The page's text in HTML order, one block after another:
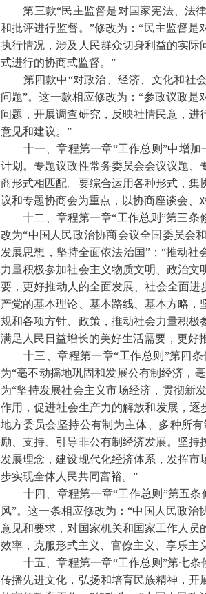
第三款“民主监督是对国家宪法、法律
和批评进行监督。”修改为：“民主监督
执行情况，涉及人民群众切身利益的实
式进行的协商式监督。”
第四款中“对政治、经济、文化和社会
问题”。这一款相应修改为：“参政议政
问题，开展调查研究，反映社情民意，
意见和建议。”
十一、章程第一章“工作总则”中增加
计划。专题议政性常务委员会会议议题
商形式相匹配。要综合运用各种形式，
议和专题协商会为重点，以协商座谈会、
十二、章程第一章“工作总则”第三条
改为“中国人民政治协商会议全国委员会
发展思想，坚持全面依法治国”；“推动
力量积极参加社会主义物质文明、政治
要，更好推动人的全面发展、社会全面
产党的基本理论、基本路线、基本方略
规和各项方针、政策，推动社会力量积
满足人民日益增长的美好生活需要，更好
十三、章程第一章“工作总则”第四条
为“毫不动摇地巩固和发展公有制经济，
为“坚持发展社会主义市场经济，贯彻新
作用，促进社会生产力的解放和发展，
地方委员会坚持公有制为主体、多种所
励、支持、引导非公有制经济发展。坚
发展理念，建设现代化经济体系，发挥
步实现全体人民共同富裕。”
十四、章程第一章“工作总则”第五条
风”。这一条相应修改为：“中国人民政
意见和要求，对国家机关和国家工作人
效率，克服形式主义、官僚主义、享乐主
十五、章程第一章“工作总则”第七条
传播先进文化，弘扬和培育民族精神，